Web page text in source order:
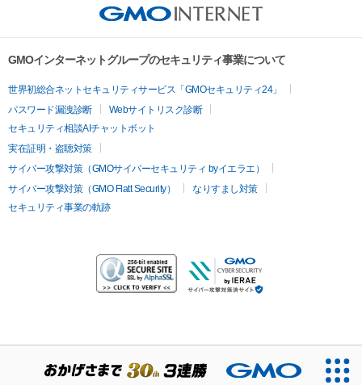
GMOインターネットグループのセキュリティ事業について
世界初総合ネットセキュリティサービス「GMOセキュリティ24」
パスワード漏洩診断
Webサイトリスク診断
セキュリティ相談AIチャットボット
実在証明・盗聴対策
サイバー攻撃対策（GMOサイバーセキュリティ byイエラエ）
サイバー攻撃対策（GMO Flatt Security）
なりすまし対策
セキュリティ事業の軌跡